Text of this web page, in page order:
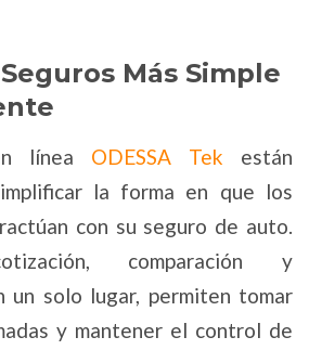
Más Simple
línea ODESSA Tek están
la forma en que los
con su seguro de auto.
comparación y
un solo lugar, permiten tomar
y mantener el control de